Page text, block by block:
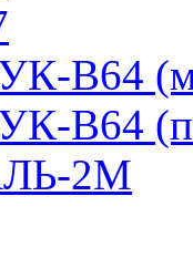
В64
В64
2М